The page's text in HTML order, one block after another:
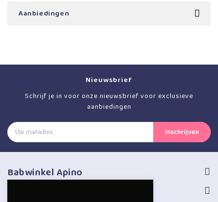
Aanbiedingen
Nieuwsbrief
Schrijf je in voor onze nieuwsbrief voor exclusieve
aanbiedingen
Babwinkel Apino